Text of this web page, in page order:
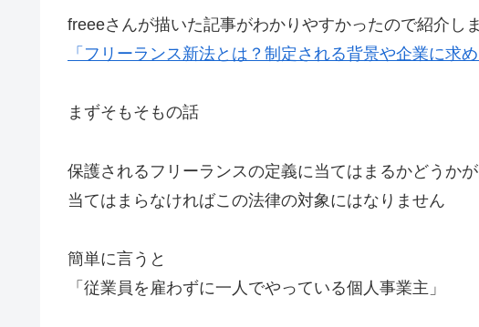
freeeさんが描いた記事がわかりやすかったので紹介し
「フリーランス新法とは？制定される背景や企業に求
まずそもそもの話
保護されるフリーランスの定義に当てはまるかどうか
当てはまらなければこの法律の対象にはなりません
簡単に言うと
「従業員を雇わずに一人でやっている個人事業主」